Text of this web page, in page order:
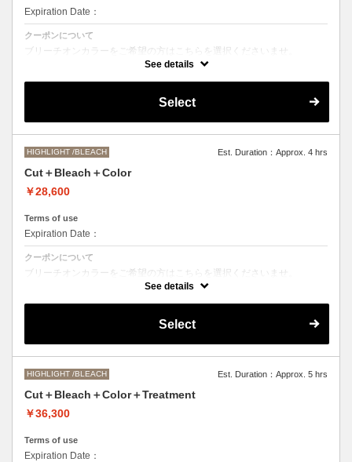
Expiration Date：
クーポンについて
ブリーチオンカラーをご希望の方はこちらを選択くださいませ。
イクロバブルシャンプー込み
で、料金が前後する場合がございます。
現できない場合がございます。
●髪の長さにより別途ロング料金を頂戴いたします。
See details
Select
HIGHLIGHT /BLEACH Est. Duration：Approx. 4 hrs
Cut＋Bleach＋Color
￥28,600
Terms of use
Expiration Date：
クーポンについて
ブリーチオンカラーをご希望の方はこちらを選択くださいませ。
で、料金が前後する場合がございます。
M ¥＋1100 L¥＋1650 LL¥＋2200
See details
Select
HIGHLIGHT /BLEACH Est. Duration：Approx. 5 hrs
Cut＋Bleach＋Color＋Treatment
￥36,300
Terms of use
Expiration Date：